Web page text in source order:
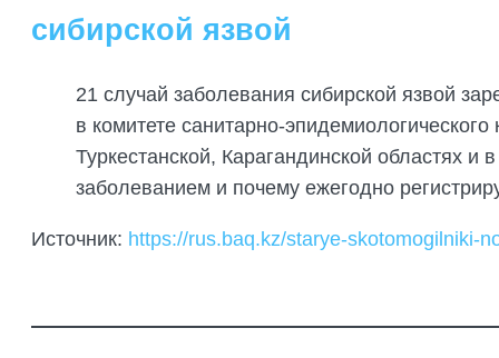
сибирской язвой
21 случай заболевания сибирской язвой
в комитете санитарно-
Туркестанской, Карагандинской областях
заболеванием и почему ежегодно
Источник: https://rus.baq.kz/starye-skotomogilniki-